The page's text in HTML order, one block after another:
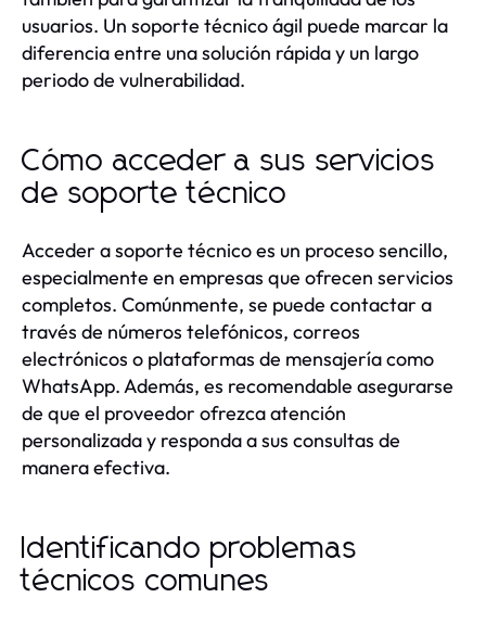
usuarios. Un soporte técnico ágil puede marcar la
diferencia entre una solución rápida y un largo
periodo de vulnerabilidad.
Cómo acceder a sus servicios
de soporte técnico
Acceder a soporte técnico es un proceso sencillo,
especialmente en empresas que ofrecen servicios
completos. Comúnmente, se puede contactar a
través de números telefónicos, correos
electrónicos o plataformas de mensajería como
WhatsApp. Además, es recomendable asegurarse
de que el proveedor ofrezca atención
personalizada y responda a sus consultas de
manera efectiva.
Identificando problemas
técnicos comunes